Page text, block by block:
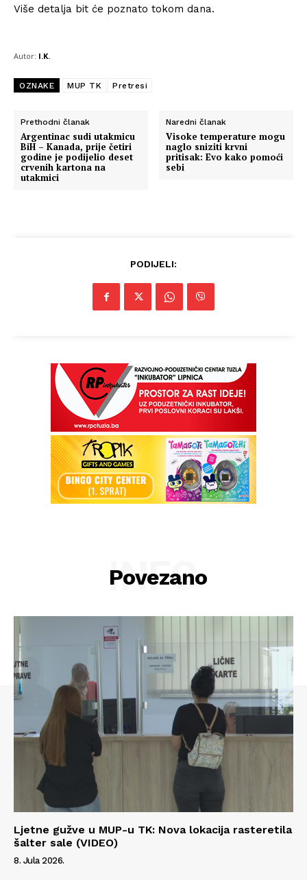
Više detalja bit će poznato tokom dana.
Autor: I.K.
OZNAKE MUP TK Pretresi
Prethodni članak
Argentinac sudi utakmicu
BiH – Kanada, prije četiri
godine je podijelio deset
crvenih kartona na
utakmici
Naredni članak
Visoke temperature mogu
naglo sniziti krvni
pritisak: Evo kako pomoći
sebi
PODIJELI:
Povezano
INFO
Ljetne gužve u MUP-u TK: Nova lokacija rasteretila
šalter sale (VIDEO)
8. Jula 2026.